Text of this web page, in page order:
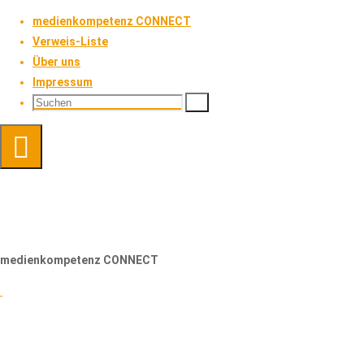
Inhalt
springen
medienkompetenz CONNECT
Verweis-Liste
Über uns
Impressum
Suchen
Suchen
nach:
medienkompetenz CONNECT